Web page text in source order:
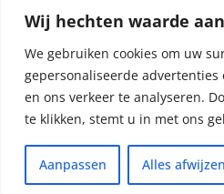
Wij hechten waarde
We gebruiken cookies om uw
gepersonaliseerde
en ons verkeer te analyseren.
te klikken, stemt u in met ons
Aanpassen Alles afwijzen
Algemene voorwaarden
Veelgestelde vragen
Retourformulier webshop
Copyright © 2026. Alle
Design door